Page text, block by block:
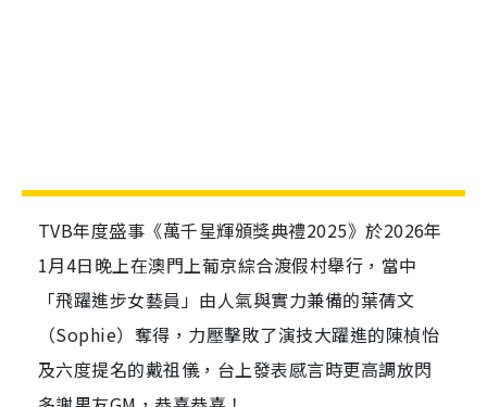
TVB年度盛事《萬千星輝頒獎典禮2025》於2026年
1月4日晚上在澳門上葡京綜合渡假村舉行，當中
「飛躍進步女藝員」由人氣與實力兼備的葉蒨文
（Sophie）奪得，力壓擊敗了演技大躍進的陳楨怡
及六度提名的戴祖儀，台上發表感言時更高調放閃